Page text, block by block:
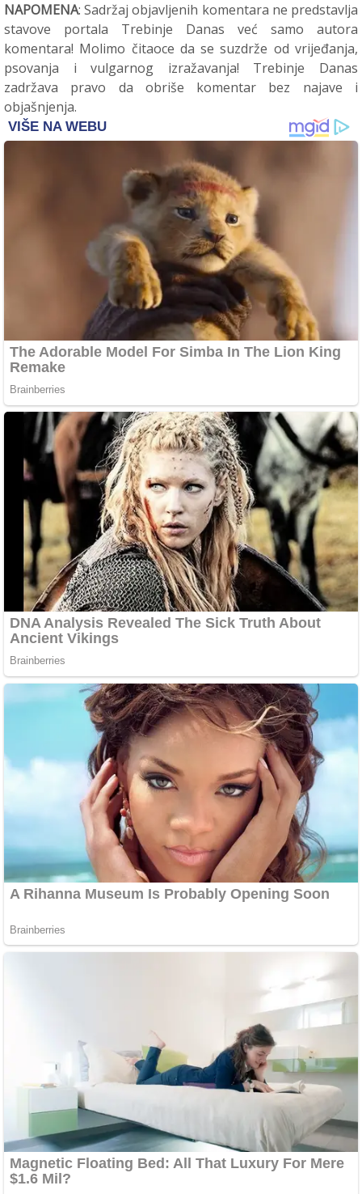
NAPOMENA: Sadržaj objavljenih komentara ne predstavlja
stavove portala Trebinje Danas već samo autora
komentara! Molimo čitaoce da se suzdrže od vrijeđanja,
psovanja i vulgarnog izražavanja! Trebinje Danas
zadržava pravo da obriše komentar bez najave i
objašnjenja.